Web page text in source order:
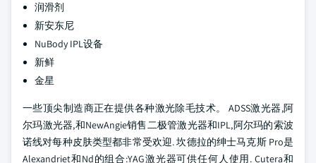
润滑剂
新安东尼
NuBody IPL设备
新鲜
金星
一些顶尖制造商正在提供各种激光除毛技术。 ADSS激光器,阿
尔玛激光器,和NewAngie销售二极管激光器和IPL,阿尔玛的索波
诺线对每种皮肤类型都非常受欢迎. 坎德拉的绅士马克斯 Pro是
Alexandriet和Nd的组合:YAG激光器可供任何人使用. Cutera和